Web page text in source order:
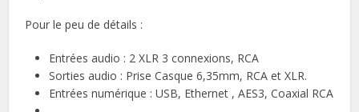
Pour le peu de détails :
Entrées audio : 2 XLR 3 connexions, RCA
Sorties audio : Prise Casque 6,35mm, RCA et XLR.
Entrées numérique : USB, Ethernet , AES3, Coaxial RCA